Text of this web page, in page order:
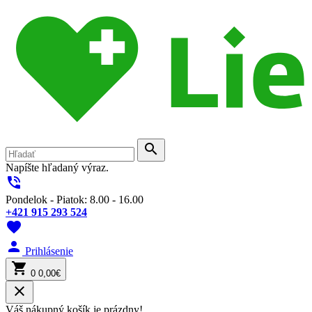
search
Napíšte hľadaný výraz.
phone_in_talk
Pondelok - Piatok: 8.00 - 16.00
+421 915 293 524
favorite
person Prihlásenie
shopping_cart 0 0,00€
close
Váš nákupný košík je prázdny!